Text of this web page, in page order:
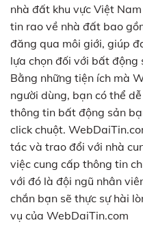
nhà đất khu vực Việt
tin rao về nhà đất bao
đăng qua môi giới, giúp
lựa chọn đối với bất
Bằng những tiện ích mà
người dùng, bạn có thể
thông tin bất động sản
click chuột.
tác và trao đổi với nhà
việc cung cấp thông tin
với đó là đội ngũ nhân
chắn bạn sẽ thực sự hài
vụ của WebDaiTin.com